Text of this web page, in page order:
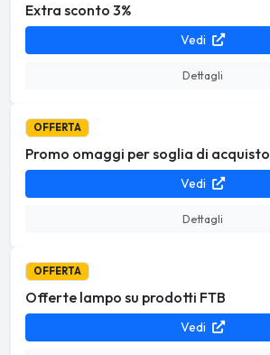
Extra sconto 3%
Vedi
Dettagli
OFFERTA
Promo omaggi per soglia di acquisto
Vedi
Dettagli
OFFERTA
Offerte lampo su prodotti FTB
Vedi